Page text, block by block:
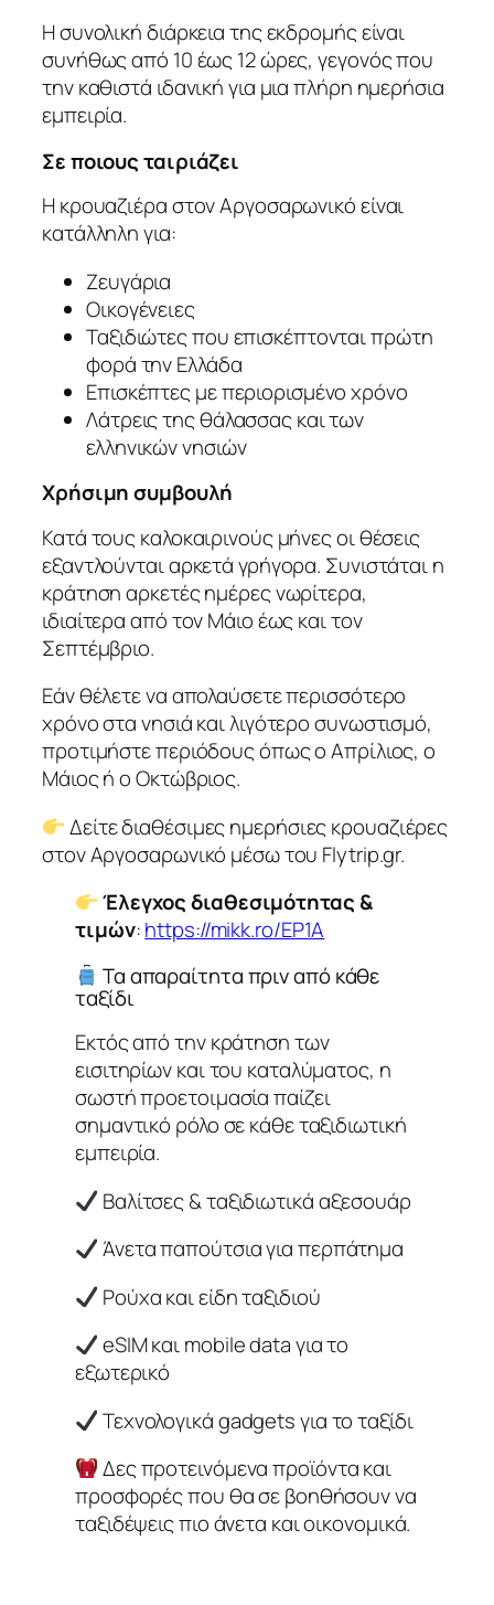
Η συνολική διάρκεια της εκδρομής είναι
συνήθως από 10 έως 12 ώρες, γεγονός που
την καθιστά ιδανική για μια πλήρη ημερήσια
εμπειρία.
Σε ποιους ταιριάζει
Η κρουαζιέρα στον Αργοσαρωνικό είναι
κατάλληλη για:
Ζευγάρια
Οικογένειες
Ταξιδιώτες που επισκέπτονται πρώτη
φορά την Ελλάδα
Επισκέπτες με περιορισμένο χρόνο
Λάτρεις της θάλασσας και των
ελληνικών νησιών
Χρήσιμη συμβουλή
Κατά τους καλοκαιρινούς μήνες οι θέσεις
εξαντλούνται αρκετά γρήγορα. Συνιστάται η
κράτηση αρκετές ημέρες νωρίτερα,
ιδιαίτερα από τον Μάιο έως και τον
Σεπτέμβριο.
Εάν θέλετε να απολαύσετε περισσότερο
χρόνο στα νησιά και λιγότερο συνωστισμό,
προτιμήστε περιόδους όπως ο Απρίλιος, ο
Μάιος ή ο Οκτώβριος.
Δείτε διαθέσιμες ημερήσιες κρουαζιέρες
στον Αργοσαρωνικό μέσω του Flytrip.gr.
Έλεγχος διαθεσιμότητας &
τιμών:https://mikk.ro/EP1A
Τα απαραίτητα πριν από κάθε
ταξίδι
Εκτός από την κράτηση των
εισιτηρίων και του καταλύματος, η
σωστή προετοιμασία παίζει
σημαντικό ρόλο σε κάθε ταξιδιωτική
εμπειρία.
Βαλίτσες & ταξιδιωτικά αξεσουάρ
Άνετα παπούτσια για περπάτημα
Ρούχα και είδη ταξιδιού
eSIM και mobile data για το
εξωτερικό
Τεχνολογικά gadgets για το ταξίδι
Δες προτεινόμενα προϊόντα και
προσφορές που θα σε βοηθήσουν να
ταξιδέψεις πιο άνετα και οικονομικά.